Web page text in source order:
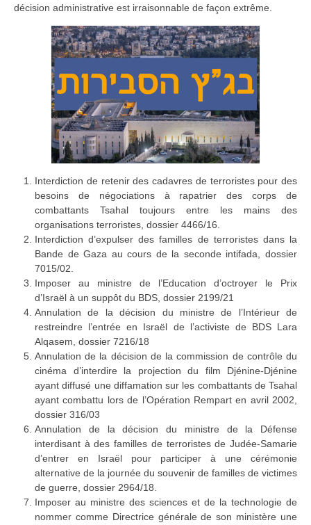
décision administrative est irraisonnable de façon extrême.
Interdiction de retenir des cadavres de terroristes pour des
besoins de négociations à rapatrier des corps de
combattants Tsahal toujours entre les mains des
organisations terroristes, dossier 4466/16.
Interdiction d’expulser des familles de terroristes dans la
Bande de Gaza au cours de la seconde intifada, dossier
7015/02.
Imposer au ministre de l’Education d’octroyer le Prix
d’Israël à un suppôt du BDS, dossier 2199/21
Annulation de la décision du ministre de l’Intérieur de
restreindre l’entrée en Israël de l’activiste de BDS Lara
Alqasem, dossier 7216/18
Annulation de la décision de la commission de contrôle du
cinéma d’interdire la projection du film Djénine-Djénine
ayant diffusé une diffamation sur les combattants de Tsahal
ayant combattu lors de l’Opération Rempart en avril 2002,
dossier 316/03
Annulation de la décision du ministre de la Défense
interdisant à des familles de terroristes de Judée-Samarie
d’entrer en Israël pour participer à une cérémonie
alternative de la journée du souvenir de familles de victimes
de guerre, dossier 2964/18.
Imposer au ministre des sciences et de la technologie de
nommer comme Directrice générale de son ministère une